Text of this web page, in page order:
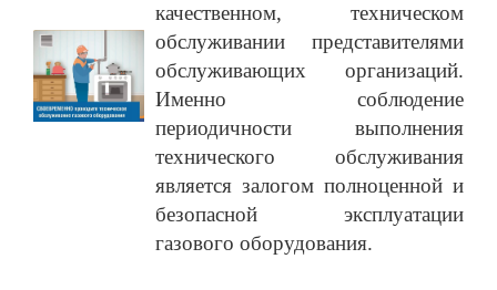
качественном, техническом
обслуживании представителями
обслуживающих организаций.
Именно соблюдение
периодичности выполнения
технического обслуживания
является залогом полноценной и
безопасной эксплуатации
газового оборудования.